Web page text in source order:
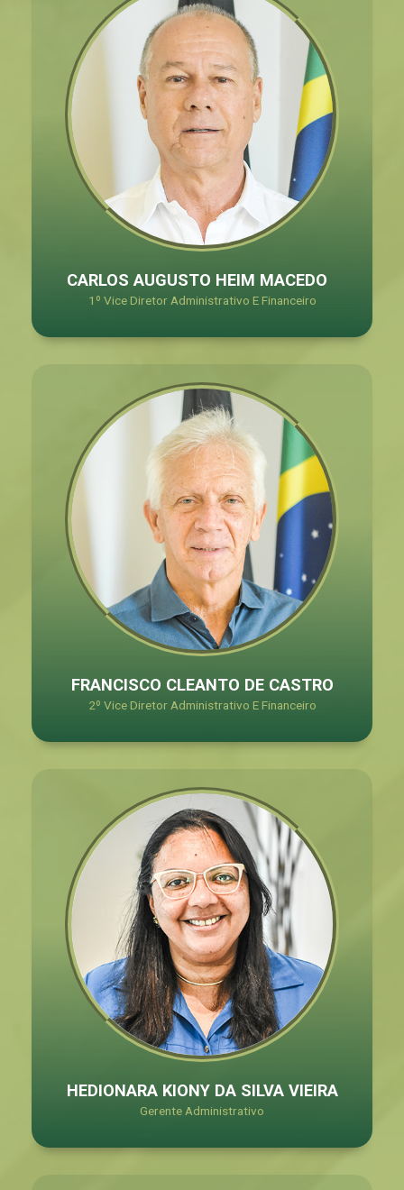
CARLOS AUGUSTO HEIM MACEDO
1º Vice Diretor Administrativo E Financeiro
FRANCISCO CLEANTO DE CASTRO
2º Vice Diretor Administrativo E Financeiro
HEDIONARA KIONY DA SILVA VIEIRA
Gerente Administrativo